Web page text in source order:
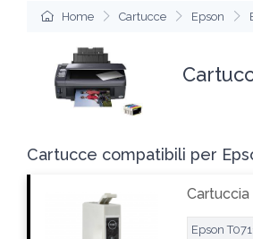
Home Cartucce Epson
Cartucce compatibili per
Cartuccia
Epson